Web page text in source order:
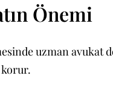
Önemi
uzman avukat